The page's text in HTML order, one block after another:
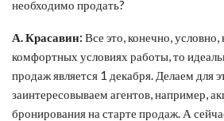
необходимо продать?
А. Красавин: Все это, конечно, условно,
комфортных условиях работы, то
продаж является 1 декабря. Делаем для
заинтересовываем агентов, например,
бронирования на старте продаж. А